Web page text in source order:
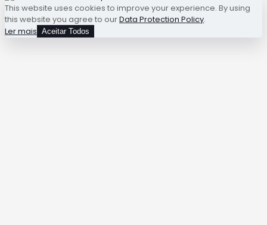
This website uses cookies to improve your experience. By using
this website you agree to ourData Protection Policy.
Ler mais Aceitar Todos